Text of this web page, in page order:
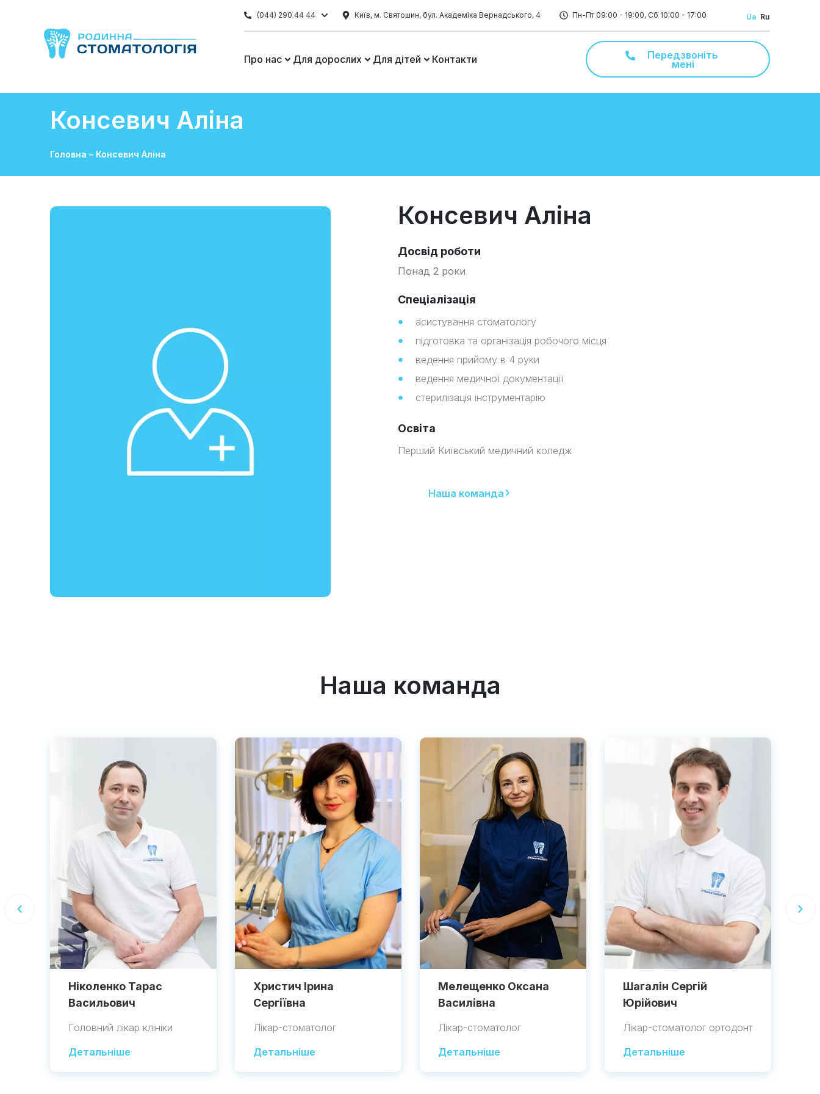
(044) 290 44 44 Київ, м. Святошин, бул. Академіка Вернадського, 4 Пн-Пт 09:00 - 19:00, Сб 10:00 - 17:00 Ua Ru
Про нас Для дорослих Для дітей Контакти Передзвоніть
мені
Консевич Аліна
Головна – Консевич Аліна
Консевич Аліна
Досвід роботи
Понад 2 роки
Спеціалізація
асистування стоматологу
підготовка та організація робочого місця
ведення прийому в 4 руки
ведення медичної документації
стерилізація інструментарію
Освіта
Перший Київський медичний коледж
Наша команда
Наша команда
Ніколенко Тарас
Васильович
Головний лікар клініки
Детальніше
Христич Ірина
Сергіївна
Лікар-стоматолог
Детальніше
Мелещенко Оксана
Василівна
Лікар-стоматолог
Детальніше
Шагалін Сергій
Юрійович
Лікар-стоматолог ортодонт
Детальніше